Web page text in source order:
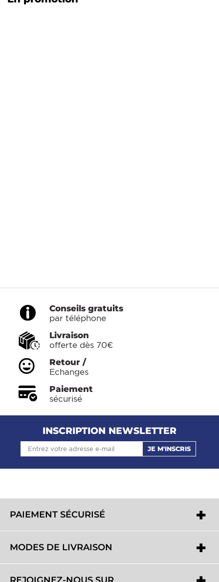
Conseils gratuits
par téléphone
Livraison
offerte dès 70€
Retour /
Echanges
Paiement
sécurisé
INSCRIPTION NEWSLETTER
JE M'INSCRIS
PAIEMENT SÉCURISÉ
MODES DE LIVRAISON